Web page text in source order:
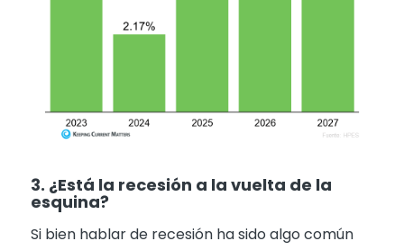
3. ¿Está la recesión a la vuelta de la
esquina?
Si bien hablar de recesión ha sido algo común